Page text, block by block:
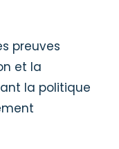
preuves
et la
la politique